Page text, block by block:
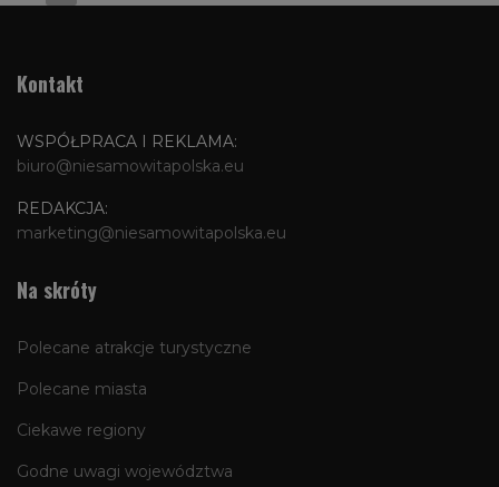
Kontakt
WSPÓŁPRACA I REKLAMA:
biuro@niesamowitapolska.eu
REDAKCJA:
marketing@niesamowitapolska.eu
Na skróty
Polecane atrakcje turystyczne
Polecane miasta
Ciekawe regiony
Godne uwagi województwa